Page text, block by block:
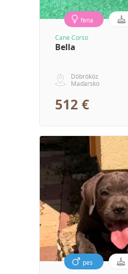
fena
Cane Corso
Bella
Döbrököz
Maďarsko
512 €
pes